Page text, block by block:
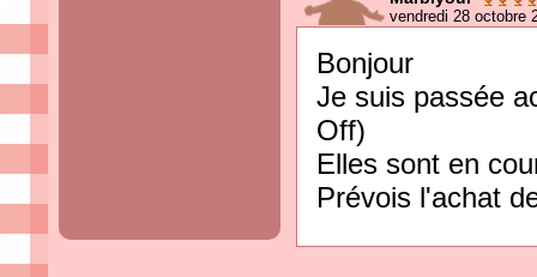
vendredi 28 octobre
Bonjour
Je suis passée
Off)
Elles sont en
Prévois l'achat